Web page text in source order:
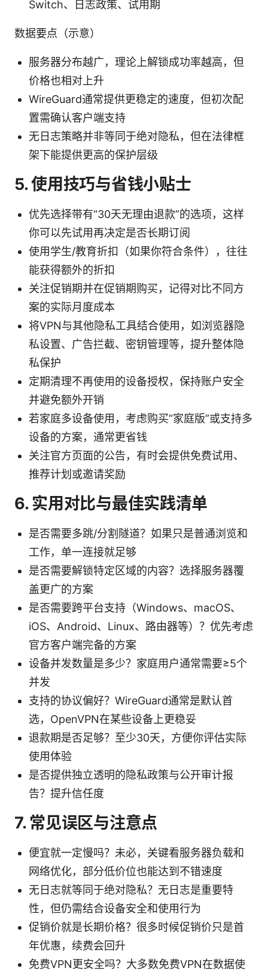
Switch、日志政策、试用期
数据要点（示意）
服务器分布越广，理论上解锁成功率越高，但
价格也相对上升
WireGuard通常提供更稳定的速度，但初次配
置需确认客户端支持
无日志策略并非等同于绝对隐私，但在法律框
架下能提供更高的保护层级
5. 使用技巧与省钱小贴士
优先选择带有“30天无理由退款”的选项，这样
你可以先试用再决定是否长期订阅
使用学生/教育折扣（如果你符合条件），往往
能获得额外的折扣
关注促销期并在促销期购买，记得对比不同方
案的实际月度成本
将VPN与其他隐私工具结合使用，如浏览器隐
私设置、广告拦截、密钥管理等，提升整体隐
私保护
定期清理不再使用的设备授权，保持账户安全
并避免额外开销
若家庭多设备使用，考虑购买“家庭版”或支持多
设备的方案，通常更省钱
关注官方页面的公告，有时会提供免费试用、
推荐计划或邀请奖励
6. 实用对比与最佳实践清单
是否需要多跳/分割隧道？如果只是普通浏览和
工作，单一连接就足够
是否需要解锁特定区域的内容？选择服务器覆
盖更广的方案
是否需要跨平台支持（Windows、macOS、
iOS、Android、Linux、路由器等）？优先考虑
官方客户端完备的方案
设备并发数量是多少？家庭用户通常需要≥5个
并发
支持的协议偏好？WireGuard通常是默认首
选，OpenVPN在某些设备上更稳妥
退款期是否足够？至少30天，方便你评估实际
使用体验
是否提供独立透明的隐私政策与公开审计报
告？提升信任度
7. 常见误区与注意点
便宜就一定慢吗？未必，关键看服务器负载和
网络优化，部分低价位也能达到不错速度
无日志就等同于绝对隐私？无日志是重要特
性，但仍需结合设备安全和使用行为
促销价就是长期价格？很多时候促销价只是首
年优惠，续费会回升
免费VPN更安全吗？大多数免费VPN在数据使